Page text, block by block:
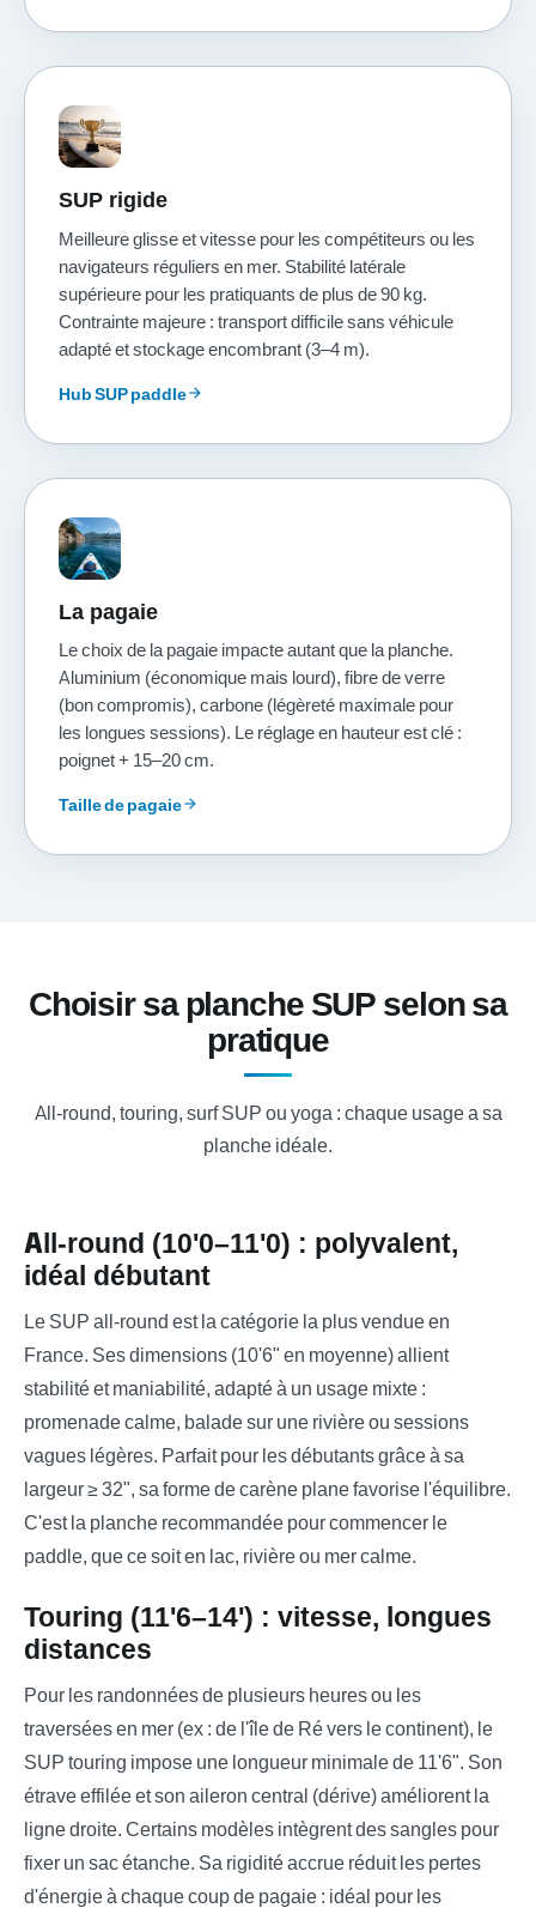
SUP rigide
Meilleure glisse et vitesse pour les compétiteurs ou les
navigateurs réguliers en mer. Stabilité latérale
supérieure pour les pratiquants de plus de 90 kg.
Contrainte majeure : transport difficile sans véhicule
adapté et stockage encombrant (3–4 m).
Hub SUP paddlearrow_forward
La pagaie
Le choix de la pagaie impacte autant que la planche.
Aluminium (économique mais lourd), fibre de verre
(bon compromis), carbone (légèreté maximale pour
les longues sessions). Le réglage en hauteur est clé :
poignet + 15–20 cm.
Taille de pagaiearrow_forward
Choisir sa planche SUP selon sa
pratique
All-round, touring, surf SUP ou yoga : chaque usage a sa
planche idéale.
All-round (10'0–11'0) : polyvalent,
idéal débutant
Le SUP all-round est la catégorie la plus vendue en
France. Ses dimensions (10'6" en moyenne) allient
stabilité et maniabilité, adapté à un usage mixte :
promenade calme, balade sur une rivière ou sessions
vagues légères. Parfait pour les débutants grâce à sa
largeur ≥ 32", sa forme de carène plane favorise l'équilibre.
C'est la planche recommandée pour commencer le
paddle, que ce soit en lac, rivière ou mer calme.
Touring (11'6–14') : vitesse, longues
distances
Pour les randonnées de plusieurs heures ou les
traversées en mer (ex : de l'île de Ré vers le continent), le
SUP touring impose une longueur minimale de 11'6". Son
étrave effilée et son aileron central (dérive) améliorent la
ligne droite. Certains modèles intègrent des sangles pour
fixer un sac étanche. Sa rigidité accrue réduit les pertes
d'énergie à chaque coup de pagaie : idéal pour les